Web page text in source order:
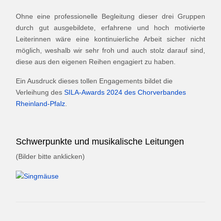
Ohne eine professionelle Begleitung dieser drei Gruppen
durch gut ausgebildete, erfahrene und hoch motivierte
Leiterinnen wäre eine kontinuierliche Arbeit sicher nicht
möglich, weshalb wir sehr froh und auch stolz darauf sind,
diese aus den eigenen Reihen engagiert zu haben.
Ein Ausdruck dieses tollen Engagements bildet die
Verleihung des SILA-Awards 2024 des Chorverbandes
Rheinland-Pfalz
Schwerpunkte und musikalische Leitungen
(Bilder bitte anklicken)